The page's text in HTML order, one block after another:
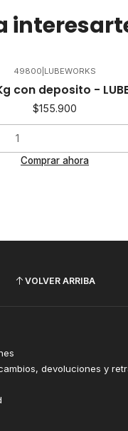
49800 LUBEWORKS
con deposito -
$155.900
Comprar ahora
VOLVER ARRIBA
devoluciones y